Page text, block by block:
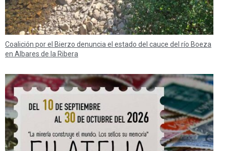
Coalición por el Bierzo denuncia el estado del cauce del río Boeza
en Albares de la Ribera